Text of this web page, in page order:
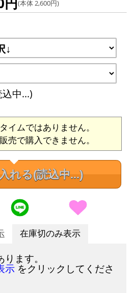
(本体 2,600円)
中...)
イムではありません。
売で購入できません。
れる(読込中...)
在庫切のみ表示
ます。
示 をクリックしてくださ